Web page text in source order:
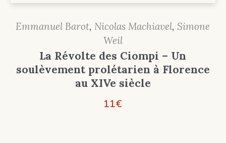
Emmanuel Barot, Nicolas Machiavel, Simone
Weil
La Révolte des Ciompi – Un
soulèvement prolétarien à Florence
au XIVe siècle
11€